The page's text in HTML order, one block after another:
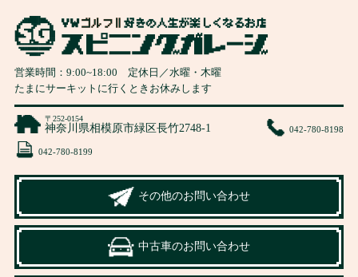
営業時間： 9:00~18:00 定休日／水曜・木曜
たまにサーキットに行くときお休みします
〒252-0154
神奈川県相模原市緑区長竹2748-1 042-780-8198
042-780-8199
その他のお問い合わせ
中古車のお問い合わせ